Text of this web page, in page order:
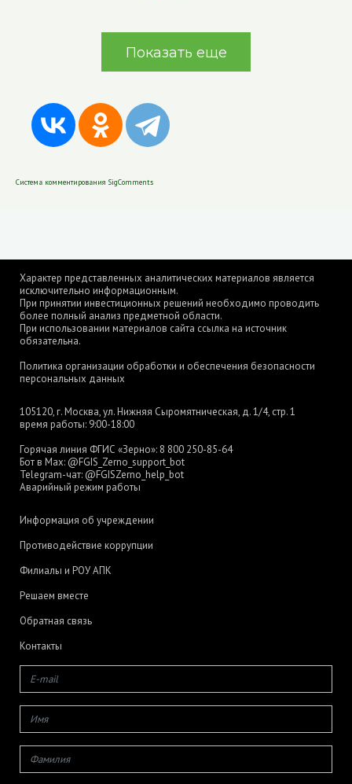
Показать еще
Система комментирования SigComments
Характер представленных аналитических материалов является
исключительно информационным.
При принятии инвестиционных решений необходимо проводить
более полный анализ предметной области.
При использовании материалов сайта ссылка на источник
обязательна.
Политика организации обработки и обеспечения безопасности
персональных данных
105120, г. Москва, ул. Нижняя Сыромятническая, д. 1/4, стр. 1
время работы: 9:00-18:00
Горячая линия ФГИС «Зерно»: 8 800 250-85-64
Бот в Max: @FGIS_Zerno_support_bot
Telegram-чат: @FGISZerno_help_bot
Аварийный режим работы
Информация об учреждении
Противодействие коррупции
Филиалы и РОУ АПК
Решаем вместе
Обратная связь
Контакты